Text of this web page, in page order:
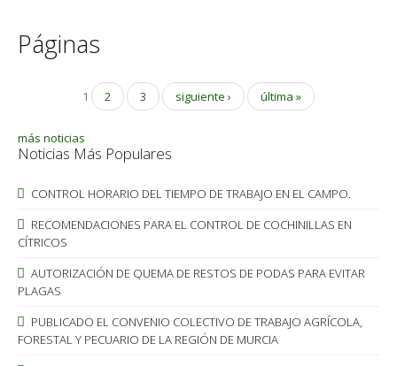
Páginas
1 2 3 siguiente › última »
más noticias
Noticias Más Populares
CONTROL HORARIO DEL TIEMPO DE TRABAJO EN EL CAMPO.
RECOMENDACIONES PARA EL CONTROL DE COCHINILLAS EN
CÍTRICOS
AUTORIZACIÓN DE QUEMA DE RESTOS DE PODAS PARA EVITAR
PLAGAS
PUBLICADO EL CONVENIO COLECTIVO DE TRABAJO AGRÍCOLA,
FORESTAL Y PECUARIO DE LA REGIÓN DE MURCIA